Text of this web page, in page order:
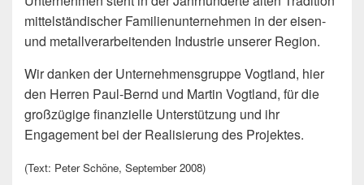
mittelständischer Familienunternehmen in der eisen-
und metallverarbeitenden Industrie unserer Region.
Wir danken der Unternehmensgruppe Vogtland, hier
den Herren Paul-Bernd und Martin Vogtland, für die
großzügige finanzielle Unterstützung und ihr
Engagement bei der Realisierung des Projektes.
(Text: Peter Schöne, September 2008)